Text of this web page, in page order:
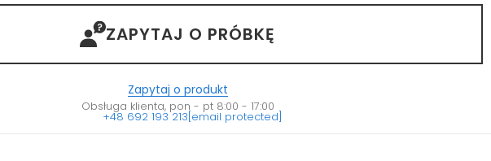
ZAPYTAJ O PRÓBKĘ
Zapytaj o produkt
Obsługa klienta, pon - pt 8:00 - 17:00
+48 692 193 213[email protected]